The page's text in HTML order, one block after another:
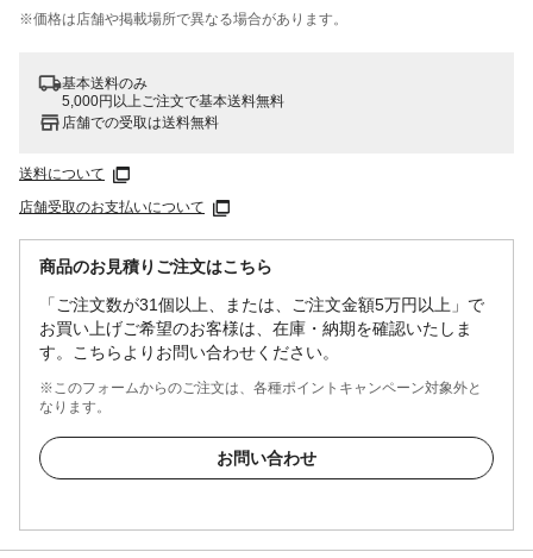
※価格は​店舗や​掲載場所で​異なる​場合が​あります。
基本送料のみ
5,000円以上ご注文で基本送料無料
店舗での受取は送料無料
送料について
店舗受取のお支払いについて
商品のお見積りご注文はこちら
「ご注文数が31個以上、または、ご注文金額5万円以上」で
お買い上げご希望のお客様は、在庫・納期を確認いたしま
す。こちらよりお問い合わせください。
※このフォームからのご注文は、各種ポイントキャンペーン対象外と
なります。
お問い合わせ